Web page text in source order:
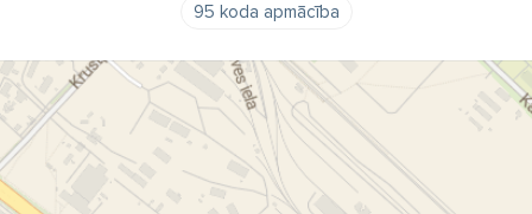
95 koda apmācība